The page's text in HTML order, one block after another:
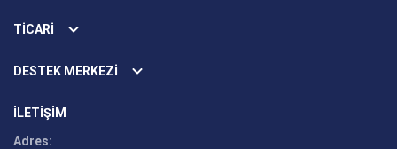
TİCARİ
DESTEK MERKEZİ
İLETİŞİM
Adres: